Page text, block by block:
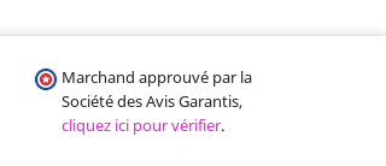
Marchand approuvé par la
Société des Avis Garantis,
cliquez ici pour vérifier.